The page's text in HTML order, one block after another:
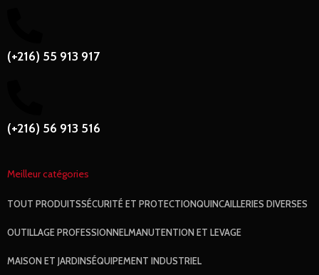
(+216) 55 913 917
(+216) 56 913 516
Meilleur catégories
TOUT PRODUITSSÉCURITÉ ET PROTECTIONQUINCAILLERIES DIVERSES
OUTILLAGE PROFESSIONNELMANUTENTION ET LEVAGE
MAISON ET JARDINSÉQUIPEMENT INDUSTRIEL